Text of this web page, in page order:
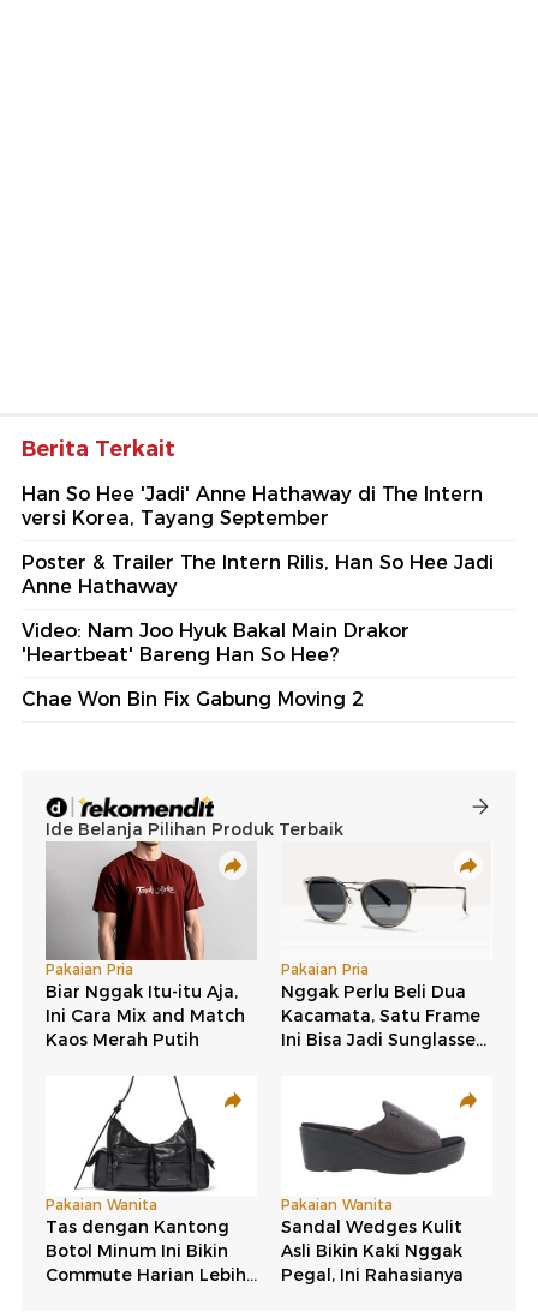
Berita Terkait
Han So Hee 'Jadi' Anne Hathaway di The Intern
versi Korea, Tayang September
Poster & Trailer The Intern Rilis, Han So Hee Jadi
Anne Hathaway
Video: Nam Joo Hyuk Bakal Main Drakor
'Heartbeat' Bareng Han So Hee?
Chae Won Bin Fix Gabung Moving 2